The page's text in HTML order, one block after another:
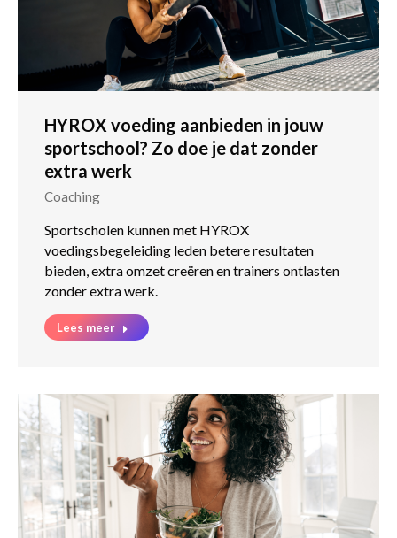
HYROX voeding aanbieden in jouw
sportschool? Zo doe je dat zonder
extra werk
Coaching
Sportscholen kunnen met HYROX
voedingsbegeleiding leden betere resultaten
bieden, extra omzet creëren en trainers ontlasten
zonder extra werk.
Lees meer